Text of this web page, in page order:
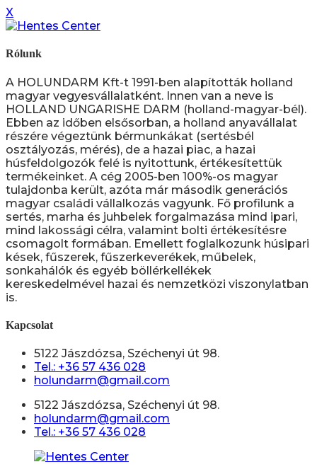
X
Rólunk
A HOLUNDARM Kft-t 1991-ben alapították holland
magyar vegyesvállalatként. Innen van a neve is
HOLLAND UNGARISHE DARM (holland-magyar-bél).
Ebben az időben elsősorban, a holland anyavállalat
részére végeztünk bérmunkákat (sertésbél
osztályozás, mérés), de a hazai piac, a hazai
húsfeldolgozók felé is nyitottunk, értékesítettük
termékeinket. A cég 2005-ben 100%-os magyar
tulajdonba került, azóta már második generációs
magyar családi vállalkozás vagyunk. Fő profilunk a
sertés, marha és juhbelek forgalmazása mind ipari,
mind lakossági célra, valamint bolti értékesítésre
csomagolt formában. Emellett foglalkozunk húsipari
kések, fűszerek, fűszerkeverékek, műbelek,
sonkahálók és egyéb böllérkellékek
kereskedelmével hazai és nemzetközi viszonylatban
is.
Kapcsolat
5122 Jászdózsa, Széchenyi út 98.
Tel.: +36 57 436 028
holundarm@gmail.com
5122 Jászdózsa, Széchenyi út 98.
holundarm@gmail.com
Tel.: +36 57 436 028